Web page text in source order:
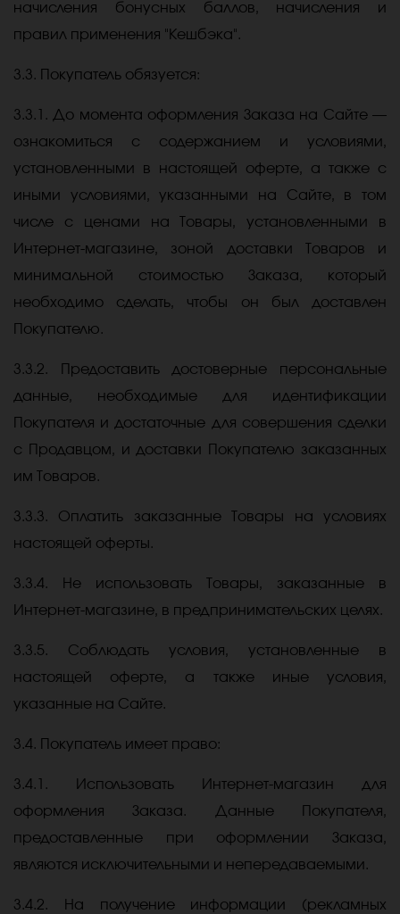
начисления бонусных баллов, начисления и
правил применения "Кешбэка".
3.3. Покупатель обязуется:
3.3.1. До момента оформления Заказа на Сайте —
ознакомиться с содержанием и условиями,
установленными в настоящей оферте, а также с
иными условиями, указанными на Сайте, в том
числе с ценами на Товары, установленными в
Интернет-магазине, зоной доставки Товаров и
минимальной стоимостью Заказа, который
необходимо сделать, чтобы он был доставлен
Покупателю.
3.3.2. Предоставить достоверные персональные
данные, необходимые для идентификации
Покупателя и достаточные для совершения сделки
с Продавцом, и доставки Покупателю заказанных
им Товаров.
3.3.3. Оплатить заказанные Товары на условиях
настоящей оферты.
3.3.4. Не использовать Товары, заказанные в
Интернет-магазине, в предпринимательских целях.
3.3.5. Соблюдать условия, установленные в
настоящей оферте, а также иные условия,
указанные на Сайте.
3.4. Покупатель имеет право:
3.4.1. Использовать Интернет-магазин для
оформления Заказа. Данные Покупателя,
предоставленные при оформлении Заказа,
являются исключительными и непередаваемыми.
3.4.2. На получение информации (рекламных